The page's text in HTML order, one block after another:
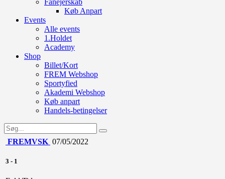
Køb Anpart
Events
Alle events
1.Holdet
Academy
Shop
Billet/Kort
FREM Webshop
Sportyfied
Akademi Webshop
Køb anpart
Handels-betingelser
FREMVSK 07/05/2022
3 - 1